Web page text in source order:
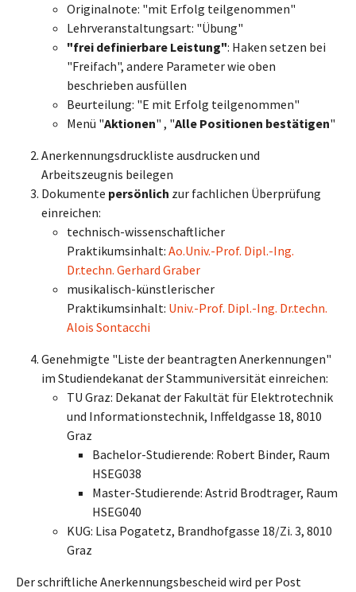
Originalnote: "mit Erfolg teilgenommen"
Lehrveranstaltungsart: "Übung"
"frei definierbare Leistung": Haken setzen bei
"Freifach", andere Parameter wie oben
beschrieben ausfüllen
Beurteilung: "E mit Erfolg teilgenommen"
Menü "Aktionen" , "Alle Positionen bestätigen"
Anerkennungsdruckliste ausdrucken und
Arbeitszeugnis beilegen
Dokumente persönlich zur fachlichen Überprüfung
einreichen:
technisch-wissenschaftlicher
Praktikumsinhalt: Ao.Univ.-Prof. Dipl.-Ing.
Dr.techn. Gerhard Graber
musikalisch-künstlerischer
Praktikumsinhalt: Univ.-Prof. Dipl.-Ing. Dr.techn.
Alois Sontacchi
Genehmigte "Liste der beantragten Anerkennungen"
im Studiendekanat der Stammuniversität einreichen:
TU Graz: Dekanat der Fakultät für Elektrotechnik
und Informationstechnik, Inffeldgasse 18, 8010
Graz
Bachelor-Studierende: Robert Binder, Raum
HSEG038
Master-Studierende: Astrid Brodtrager, Raum
HSEG040
KUG: Lisa Pogatetz, Brandhofgasse 18/Zi. 3, 8010
Graz
Der schriftliche Anerkennungsbescheid wird per Post